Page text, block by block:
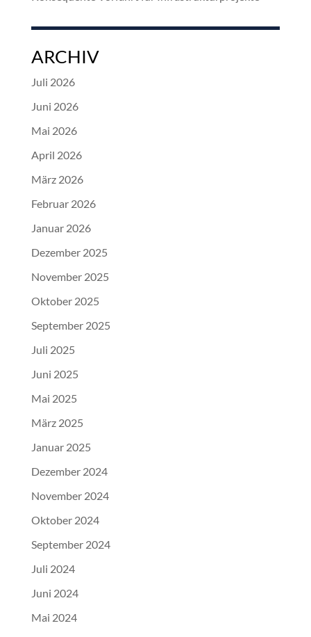
ARCHIV
Juli 2026
Juni 2026
Mai 2026
April 2026
März 2026
Februar 2026
Januar 2026
Dezember 2025
November 2025
Oktober 2025
September 2025
Juli 2025
Juni 2025
Mai 2025
März 2025
Januar 2025
Dezember 2024
November 2024
Oktober 2024
September 2024
Juli 2024
Juni 2024
Mai 2024